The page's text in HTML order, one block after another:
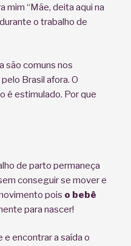
mim “Mãe, deita aqui na
o trabalho de
são comuns nos
Brasil afora. O
é estimulado. Por que
de parto permaneça
conseguir se mover e
pois o bebê
para nascer!
e encontrar a saída o